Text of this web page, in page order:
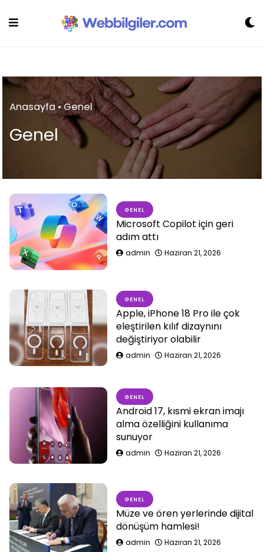
Anasayfa•Genel
Genel
GENEL
Microsoft Copilot için geri
adım attı
admin Haziran 21, 2026
GENEL
Apple, iPhone 18 Pro ile çok
eleştirilen kılıf dizaynını
değiştiriyor olabilir
admin Haziran 21, 2026
GENEL
Android 17, kısmi ekran imajı
alma özelliğini kullanıma
sunuyor
admin Haziran 21, 2026
GENEL
Müze ve ören yerlerinde dijital
dönüşüm hamlesi!
admin Haziran 21, 2026